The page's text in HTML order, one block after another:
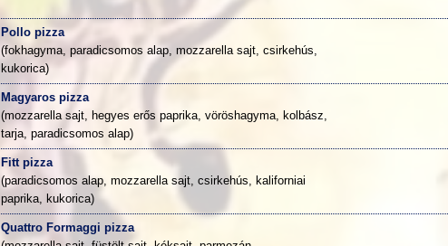
Pollo pizza
(fokhagyma, paradicsomos alap, mozzarella sajt, csirkehús,
kukorica)
Magyaros pizza
(mozzarella sajt, hegyes erős paprika, vöröshagyma, kolbász,
tarja, paradicsomos alap)
Fitt pizza
(paradicsomos alap, mozzarella sajt, csirkehús, kaliforniai
paprika, kukorica)
Quattro Formaggi pizza